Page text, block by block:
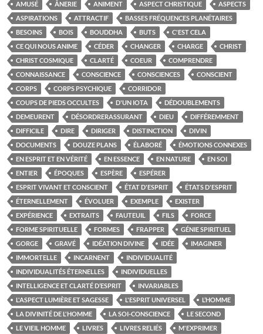
AMUSÉ
ÂNERIE ANIMENT ASPECT CHRISTIQUE
ASPECTS
ASPIRATIONS
ATTRACTIF
BASSES FRÉQUENCES PLANÉTAIRES
BESOINS
BOIS BOUDDHA BUTS
C'EST CELA
CE QUI NOUS ANIME
CÉDER CHANGER CHARGE
CHRIST
CHRIST COSMIQUE
CLARTÉ COEUR
COMPRENDRE
CONNAISSANCE
CONSCIENCE CONSCIENCES
CONSCIENT
CORPS
CORPS PSYCHIQUE
CORRIDOR
COUPS DE PIEDS OCCULTES
D'UN IOTA
DÉDOUBLEMENTS
DEMEURENT
DÉSORDRERASSURANT DIEU
DIFFÉREMMENT
DIFFICILE
DIRE DIRIGER DISTINCTION
DIVIN
DOCUMENTS
DOUZE PLANS ÉLABORÉ
ÉMOTIONS CONNEXES
EN ESPRIT ET EN VÉRITÉ
EN ESSENCE EN NATURE
EN SOI
ENTIER
ÉPOQUES ESPÈRE
ESPÉRER
ESPRIT VIVANT ET CONSCIENT
ÉTAT D'ESPRIT
ÉTATS D'ESPRIT
ÉTERNELLEMENT
ÉVOLUER EXEMPLE
EXISTER
EXPÉRIENCE
EXTRAITS FAUTEUIL FILS
FORCE
FORME SPIRITUELLE
FORMES FRAPPER
GÉNIE SPIRITUEL
GORGE
GRAVÉ IDÉATION DIVINE IDÉE
IMAGINER
IMMORTELLE
INCARNENT
INDIVIDUALITÉ
INDIVIDUALITÉS ÉTERNELLES
INDIVIDUELLES
INTELLIGENCE ET CLARTÉ D’ESPRIT
INVARIABLES
L'ASPECT LUMIÈRE ET SAGESSE
L'ESPRIT UNIVERSEL
L’HOMME
LA DIVINITÉ DE L'HOMME
LA SOI-CONSCIENCE
LE SECOND
LE VIEIL HOMME
LIVRES LIVRES RELIÉS
M'EXPRIMER